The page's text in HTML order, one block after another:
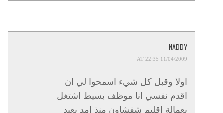
NADDY
11/04/2009 AT 22:35
اولا وقبل كل شيء اسمحوا لي ان
اقدم نفسي انا موظف بسيط اشتغل
بعمالة اقليم شفشاون منذ امد بعيد